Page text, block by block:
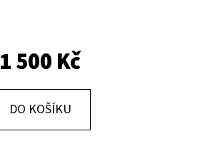
1 500 Kč
DO KOŠÍKU